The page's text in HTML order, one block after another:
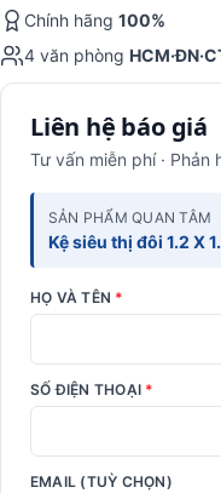
Chính hãng 100%
4 văn phòng
Liên hệ báo giá
Tư vấn miễn phí ·
SẢN PHẨM QUAN TÂM
Kệ siêu thị đôi 1.2 X
HỌ VÀ TÊN *
SỐ ĐIỆN THOẠI *
EMAIL (TUỲ CHỌN)